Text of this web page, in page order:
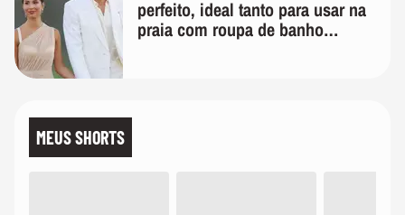
perfeito, ideal tanto para usar na
praia com roupa de banho
MEUS SHORTS